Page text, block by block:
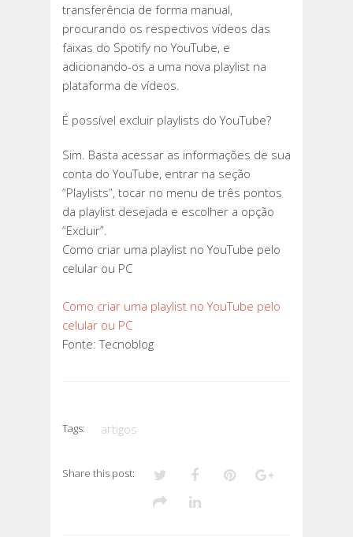
transferência de forma manual,
procurando os respectivos vídeos das
faixas do Spotify no YouTube, e
adicionando-os a uma nova playlist na
plataforma de vídeos.
É possível excluir playlists do YouTube?
Sim. Basta acessar as informações de sua
conta do YouTube, entrar na seção
“Playlists”, tocar no menu de três pontos
da playlist desejada e escolher a opção
“Excluir”.
Como criar uma playlist no YouTube pelo
celular ou PC
Como criar uma playlist no YouTube pelo
celular ou PC
Fonte: Tecnoblog
Tags: artigos
Share this post: